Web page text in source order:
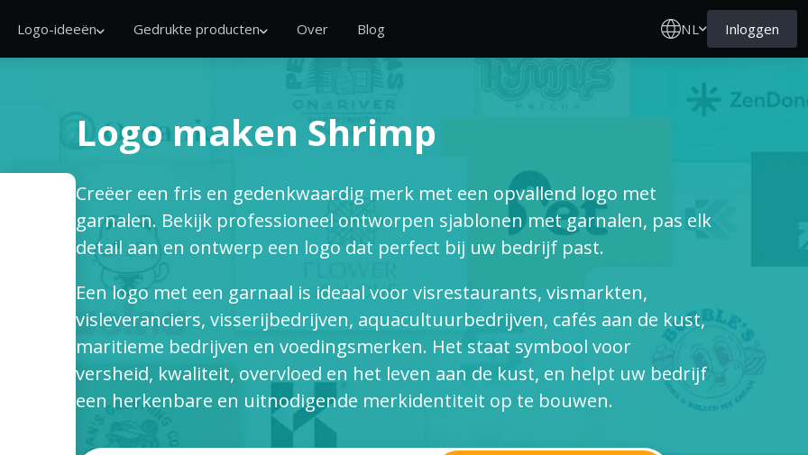
Logo-ideeën Gedrukte producten Over Blog NL Inloggen
Logo maken Shrimp
Creëer een fris en gedenkwaardig merk met een opvallend logo met
garnalen. Bekijk professioneel ontworpen sjablonen met garnalen, pas elk
detail aan en ontwerp een logo dat perfect bij uw bedrijf past.
Een logo met een garnaal is ideaal voor visrestaurants, vismarkten,
visleveranciers, visserijbedrijven, aquacultuurbedrijven, cafés aan de kust,
maritieme bedrijven en voedingsmerken. Het staat symbool voor
versheid, kwaliteit, overvloed en het leven aan de kust, en helpt uw bedrijf
een herkenbare en uitnodigende merkidentiteit op te bouwen.